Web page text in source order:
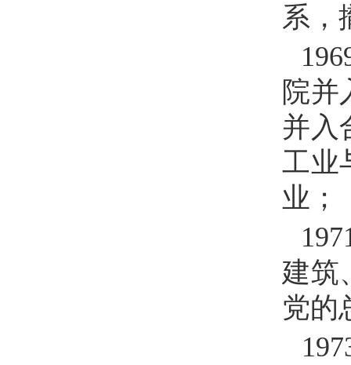
系，
院并
并入
工业
业；
建筑
党的